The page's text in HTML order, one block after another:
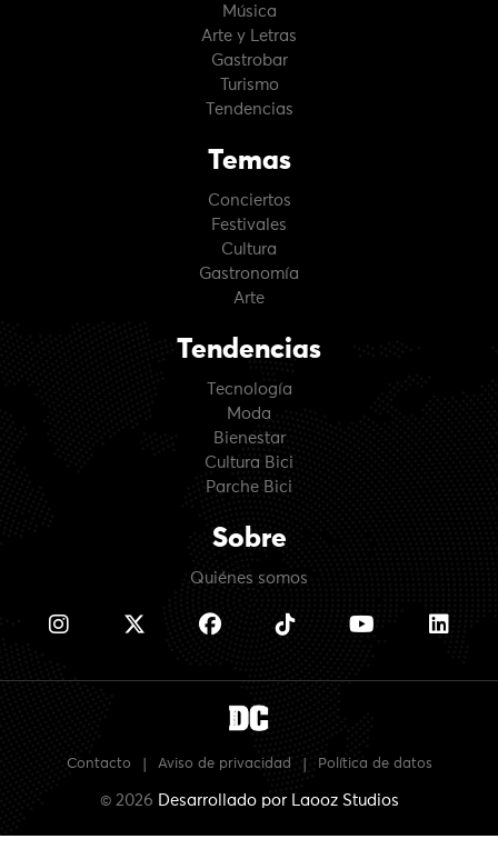
Música
Arte y Letras
Gastrobar
Turismo
Tendencias
Temas
Conciertos
Festivales
Cultura
Gastronomía
Arte
Tendencias
Tecnología
Moda
Bienestar
Cultura Bici
Parche Bici
Sobre
Quiénes somos
Contacto Aviso de privacidad Política de datos
© 2026 Desarrollado por Laooz Studios